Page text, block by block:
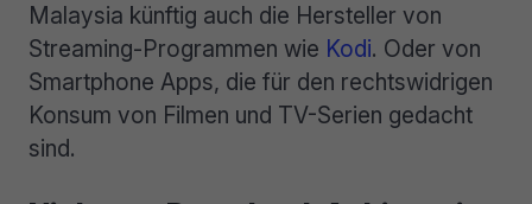
Malaysia künftig auch die Hersteller von
Streaming-Programmen wie Kodi. Oder von
Smartphone Apps, die für den rechtswidrigen
Konsum von Filmen und TV-Serien gedacht
sind.